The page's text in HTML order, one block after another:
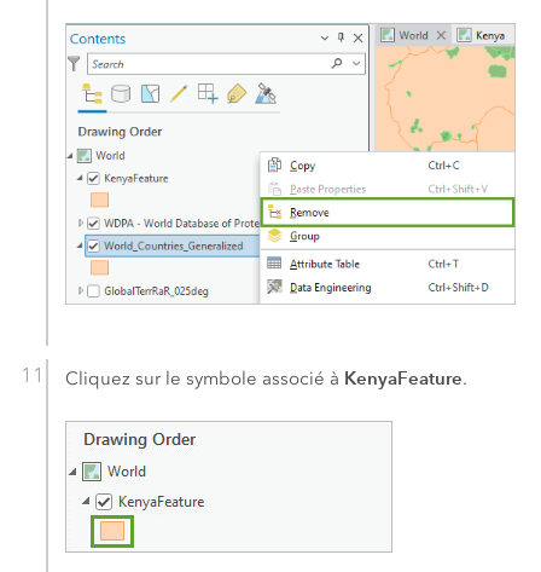
Cliquez sur le symbole associé à KenyaFeature.